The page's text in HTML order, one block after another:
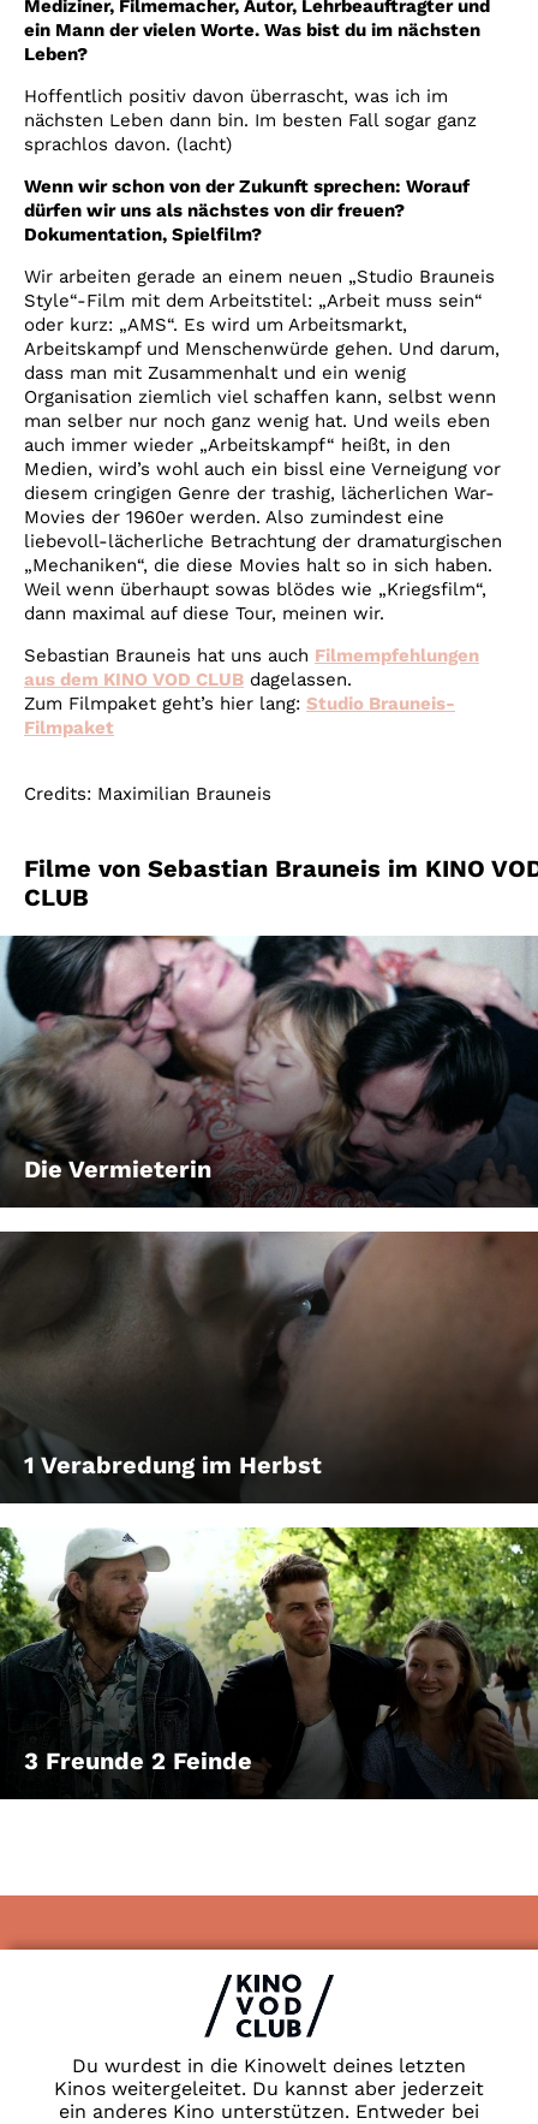
Du wurdest in die Kinowelt deines letzten
Kinos weitergeleitet. Du kannst aber jederzeit
ein anderes Kino unterstützen. Entweder bei
Mediziner, Filmemacher, Autor, Lehrbeauftragter und
ein Mann der vielen Worte. Was bist du im nächsten
Leben?
Hoffentlich positiv davon überrascht, was ich im
nächsten Leben dann bin. Im besten Fall sogar ganz
sprachlos davon. (lacht)
Wenn wir schon von der Zukunft sprechen: Worauf
dürfen wir uns als nächstes von dir freuen?
Dokumentation, Spielfilm?
Wir arbeiten gerade an einem neuen „Studio Brauneis
Style“-Film mit dem Arbeitstitel: „Arbeit muss sein“
oder kurz: „AMS“. Es wird um Arbeitsmarkt,
Arbeitskampf und Menschenwürde gehen. Und darum,
dass man mit Zusammenhalt und ein wenig
Organisation ziemlich viel schaffen kann, selbst wenn
man selber nur noch ganz wenig hat. Und weils eben
auch immer wieder „Arbeitskampf“ heißt, in den
Medien, wird’s wohl auch ein bissl eine Verneigung vor
diesem cringigen Genre der trashig, lächerlichen War-
Movies der 1960er werden. Also zumindest eine
liebevoll-lächerliche Betrachtung der dramaturgischen
„Mechaniken“, die diese Movies halt so in sich haben.
Weil wenn überhaupt sowas blödes wie „Kriegsfilm“,
dann maximal auf diese Tour, meinen wir.
Sebastian Brauneis hat uns auch Filmempfehlungen
aus dem KINO VOD CLUB dagelassen.
Zum Filmpaket geht’s hier lang: Studio Brauneis-
Filmpaket
Credits: Maximilian Brauneis
Filme von Sebastian Brauneis im KINO
CLUB
Die Vermieterin
1 Verabredung im Herbst
3 Freunde 2 Feinde
AGB
Kontakt
Newsletter
Partner